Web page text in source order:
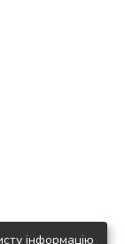
інформацію